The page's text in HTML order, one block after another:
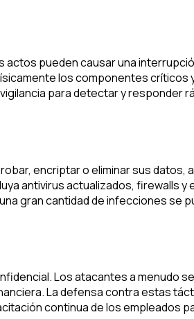
pueden causar una
los componentes críticos
para detectar y responder
encriptar o eliminar sus datos,
antivirus actualizados, firewalls
gran cantidad de infecciones se
Los atacantes a menudo
La defensa contra estas
continua de los empleados